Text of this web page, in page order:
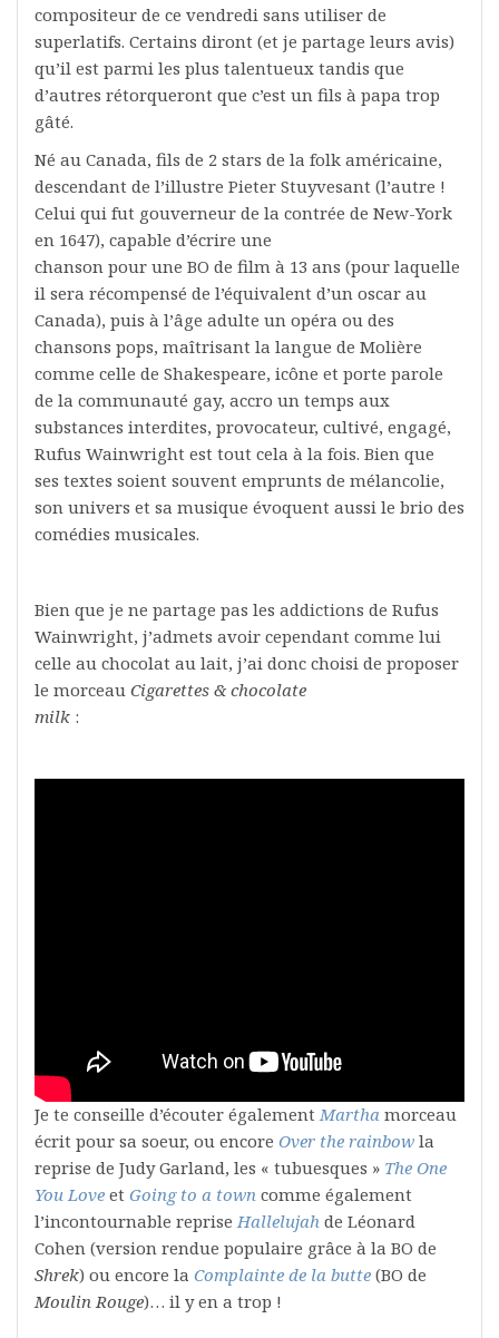
compositeur de ce vendredi sans utiliser de
superlatifs. Certains diront (et je partage leurs avis)
qu’il est parmi les plus talentueux tandis que
d’autres rétorqueront que c’est un fils à papa trop
gâté.
Né au Canada, fils de 2 stars de la folk américaine,
descendant de l’illustre Pieter Stuyvesant (l’autre !
Celui qui fut gouverneur de la contrée de New-York
en 1647), capable d’écrire une
chanson pour une BO de film à 13 ans (pour laquelle
il sera récompensé de l’équivalent d’un oscar au
Canada), puis à l’âge adulte un opéra ou des
chansons pops, maîtrisant la langue de Molière
comme celle de Shakespeare, icône et porte parole
de la communauté gay, accro un temps aux
substances interdites, provocateur, cultivé, engagé,
Rufus Wainwright est tout cela à la fois. Bien que
ses textes soient souvent emprunts de mélancolie,
son univers et sa musique évoquent aussi le brio des
comédies musicales.
Bien que je ne partage pas les addictions de Rufus
Wainwright, j’admets avoir cependant comme lui
celle au chocolat au lait, j’ai donc choisi de proposer
le morceau Cigarettes & chocolate
milk :
Je te conseille d’écouter égalementMartha morceau
écrit pour sa soeur, ou encore Over the rainbow la
reprise de Judy Garland, les « tubuesques » The One
You Love et Going to a town comme également
l’incontournable repriseHallelujah de Léonard
Cohen (version rendue populaire grâce à la BO de
Shrek) ou encore la Complainte de la butte (BO de
Moulin Rouge)… il y en a trop !